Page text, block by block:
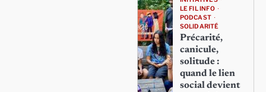
LE FIL INFO
PODCAST
SOLIDARITÉ
Précarité,
canicule,
solitude :
quand le lien
social devient